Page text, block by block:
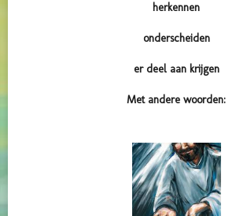
herkennen
onderscheiden
er deel aan krijgen
Met andere woorden: